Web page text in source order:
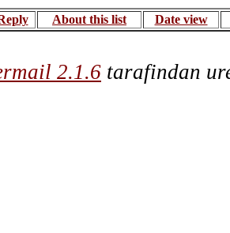
About this list Date view
2.1.6 tarafindan